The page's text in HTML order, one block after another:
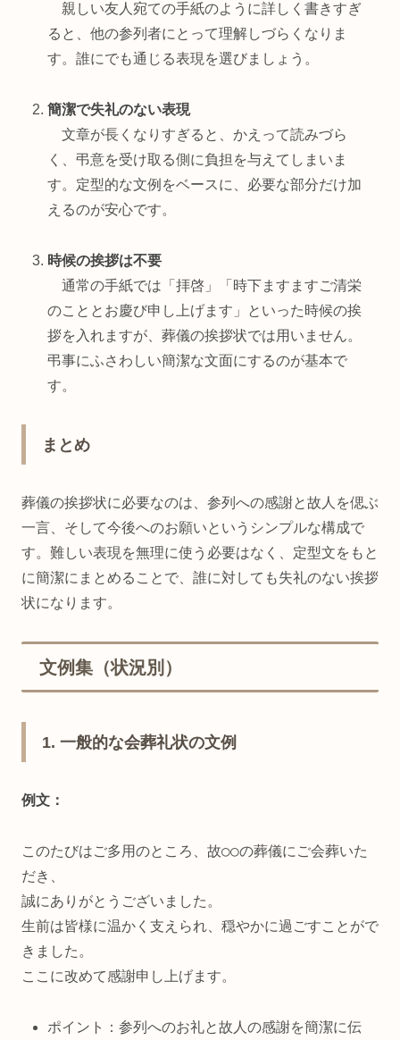
親しい友人宛ての手紙のように詳しく書きすぎ
ると、他の参列者にとって理解しづらくなりま
す。誰にでも通じる表現を選びましょう。
簡潔で失礼のない表現
文章が長くなりすぎると、かえって読みづら
く、弔意を受け取る側に負担を与えてしまいま
す。定型的な文例をベースに、必要な部分だけ加
えるのが安心です。
時候の挨拶は不要
通常の手紙では「拝啓」「時下ますますご清栄
のこととお慶び申し上げます」といった時候の挨
拶を入れますが、葬儀の挨拶状では用いません。
弔事にふさわしい簡潔な文面にするのが基本で
す。
まとめ
葬儀の挨拶状に必要なのは、参列への感謝と故人を偲ぶ
一言、そして今後へのお願いというシンプルな構成で
す。難しい表現を無理に使う必要はなく、定型文をもと
に簡潔にまとめることで、誰に対しても失礼のない挨拶
状になります。
文例集（状況別）
1. 一般的な会葬礼状の文例
例文：
このたびはご多用のところ、故○○の葬儀にご会葬いた
だき、
誠にありがとうございました。
生前は皆様に温かく支えられ、穏やかに過ごすことがで
きました。
ここに改めて感謝申し上げます。
ポイント：参列へのお礼と故人の感謝を簡潔に伝